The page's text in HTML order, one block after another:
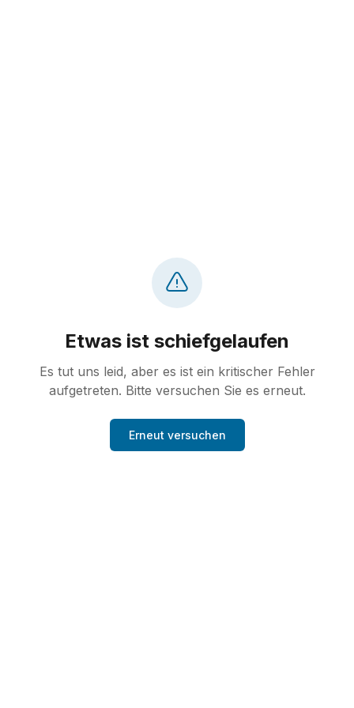
Etwas ist schiefgelaufen
Es tut uns leid, aber es ist ein kritischer Fehler
aufgetreten. Bitte versuchen Sie es erneut.
Erneut versuchen